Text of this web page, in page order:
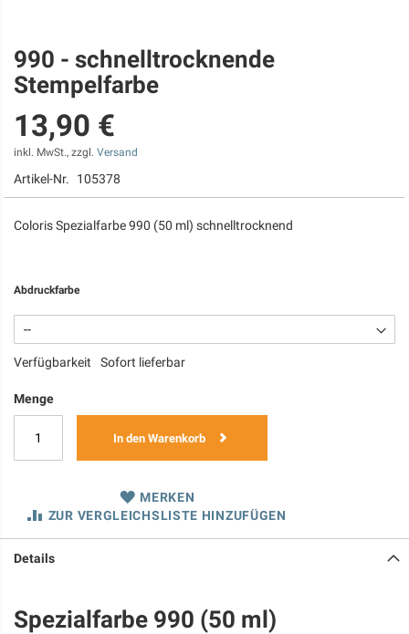
Zum
Anfang
der
springen
990 - schnelltrocknende
Stempelfarbe
13,90 €
inkl. MwSt., zzgl. Versand
Artikel-Nr. 105378
Coloris Spezialfarbe 990 (50 ml) schnelltrocknend
Abdruckfarbe
Verfügbarkeit Sofort lieferbar
Menge
In den Warenkorb
MERKEN
ZUR VERGLEICHSLISTE HINZUFÜGEN
Details
Spezialfarbe 990 (50 ml)